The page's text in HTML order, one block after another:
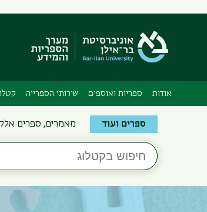
אודות ספריות ואוספים שירותי הספרייה
Search
the
Bar-
Ilan
Libraries
ספרים ועוד מאמרים, ספרים
חיפוש
בקטלוג